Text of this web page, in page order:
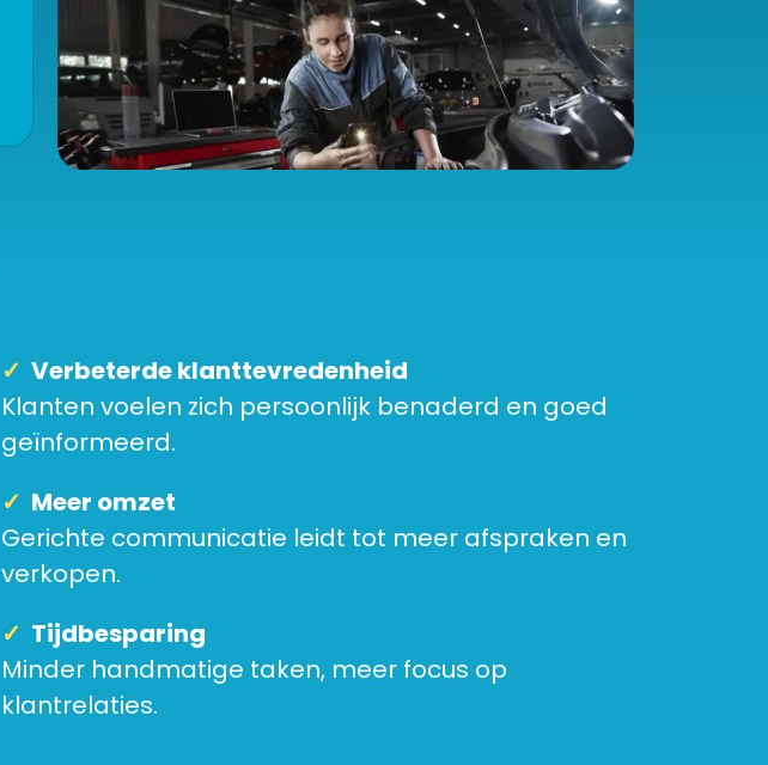
✓ Verbeterde klanttevredenheid
Klanten voelen zich persoonlijk benaderd en goed
geïnformeerd.
✓ Meer omzet
Gerichte communicatie leidt tot meer afspraken en
verkopen.
✓ Tijdbesparing
Minder handmatige taken, meer focus op
klantrelaties.